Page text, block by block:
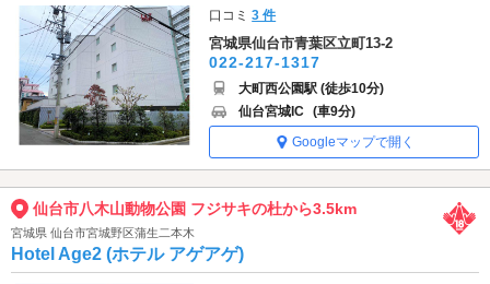
口コミ3 件
宮城県仙台市青葉区立町13-2
022-217-1317
大町西公園駅 (徒歩10分)
仙台宮城IC (車9分)
Googleマップで開く
仙台市八木山動物公園 フジサキの杜から3.5km
宮城県 仙台市宮城野区蒲生二本木
Hotel Age2 (ホテル アゲアゲ)